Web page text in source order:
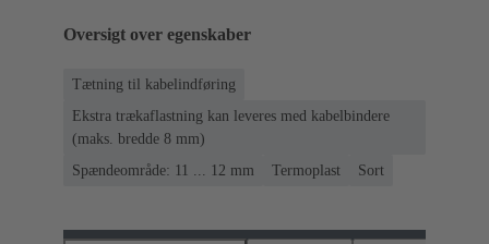
Oversigt over egenskaber
Tætning til kabelindføring
Ekstra trækaflastning kan leveres med kabelbindere
(maks. bredde 8 mm)
Spændeområde: 11 ... 12 mm
Termoplast Sort